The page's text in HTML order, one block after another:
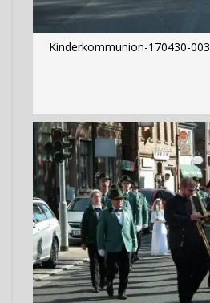
Kinderkommunion-170430-003